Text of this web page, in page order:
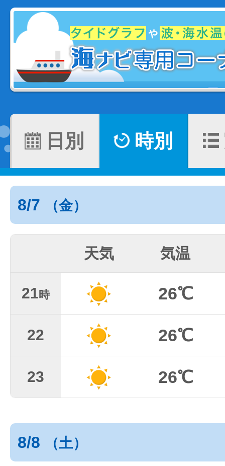
日別 時別
8/7 （金）
天気 気温
21時 26℃
22 26℃
23 26℃
8/8 （土）